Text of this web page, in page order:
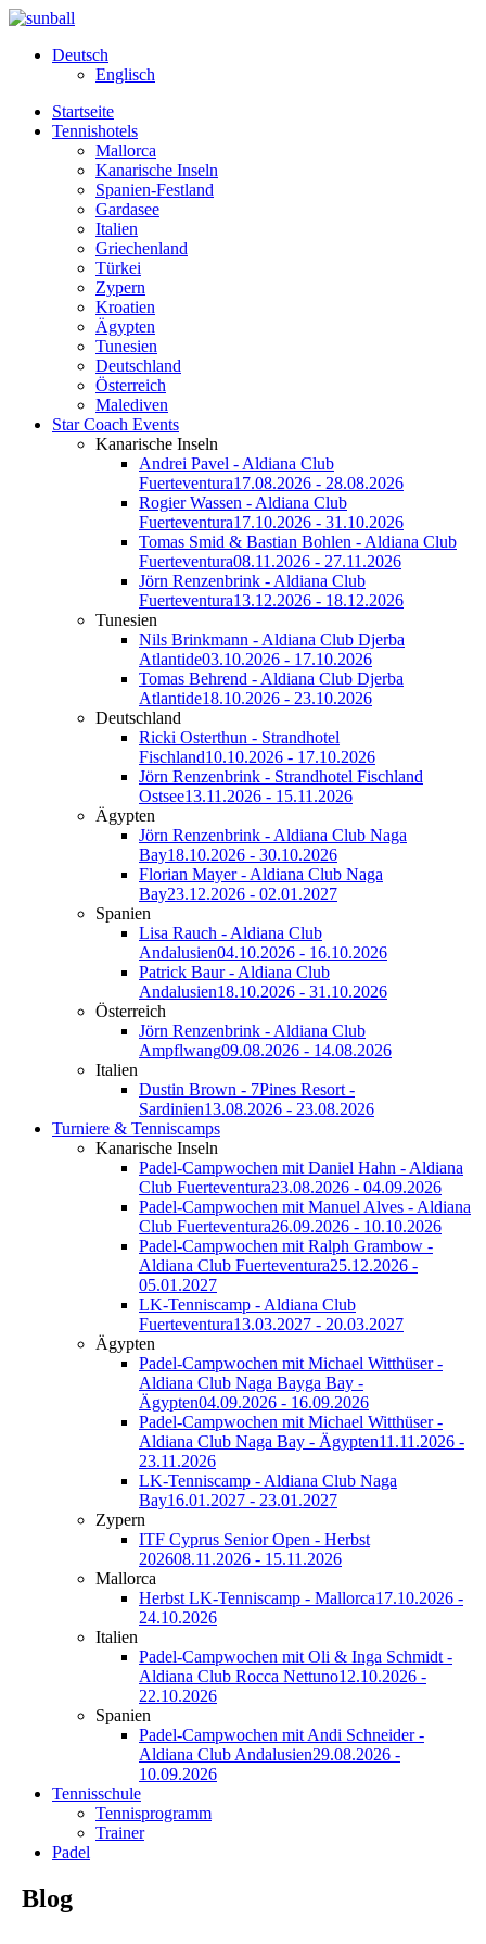
Deutsch
Englisch
Startseite
Tennishotels
Mallorca
Kanarische Inseln
Spanien-Festland
Gardasee
Italien
Griechenland
Türkei
Zypern
Kroatien
Ägypten
Tunesien
Deutschland
Österreich
Malediven
Star Coach Events
Kanarische Inseln
Andrei Pavel - Aldiana Club
Fuerteventura17.08.2026 - 28.08.2026
Rogier Wassen - Aldiana Club
Fuerteventura17.10.2026 - 31.10.2026
Tomas Smid & Bastian Bohlen - Aldiana Club
Fuerteventura08.11.2026 - 27.11.2026
Jörn Renzenbrink - Aldiana Club
Fuerteventura13.12.2026 - 18.12.2026
Tunesien
Nils Brinkmann - Aldiana Club Djerba
Atlantide03.10.2026 - 17.10.2026
Tomas Behrend - Aldiana Club Djerba
Atlantide18.10.2026 - 23.10.2026
Deutschland
Ricki Osterthun - Strandhotel
Fischland10.10.2026 - 17.10.2026
Jörn Renzenbrink - Strandhotel Fischland
Ostsee13.11.2026 - 15.11.2026
Ägypten
Jörn Renzenbrink - Aldiana Club Naga
Bay18.10.2026 - 30.10.2026
Florian Mayer - Aldiana Club Naga
Bay23.12.2026 - 02.01.2027
Spanien
Lisa Rauch - Aldiana Club
Andalusien04.10.2026 - 16.10.2026
Patrick Baur - Aldiana Club
Andalusien18.10.2026 - 31.10.2026
Österreich
Jörn Renzenbrink - Aldiana Club
Ampflwang09.08.2026 - 14.08.2026
Italien
Dustin Brown - 7Pines Resort -
Sardinien13.08.2026 - 23.08.2026
Turniere & Tenniscamps
Kanarische Inseln
Padel-Campwochen mit Daniel Hahn - Aldiana
Club Fuerteventura23.08.2026 - 04.09.2026
Padel-Campwochen mit Manuel Alves - Aldiana
Club Fuerteventura26.09.2026 - 10.10.2026
Padel-Campwochen mit Ralph Grambow -
Aldiana Club Fuerteventura25.12.2026 -
05.01.2027
LK-Tenniscamp - Aldiana Club
Fuerteventura13.03.2027 - 20.03.2027
Ägypten
Padel-Campwochen mit Michael Witthüser -
Aldiana Club Naga Bayga Bay -
Ägypten04.09.2026 - 16.09.2026
Padel-Campwochen mit Michael Witthüser -
Aldiana Club Naga Bay - Ägypten11.11.2026 -
23.11.2026
LK-Tenniscamp - Aldiana Club Naga
Bay16.01.2027 - 23.01.2027
Zypern
ITF Cyprus Senior Open - Herbst
202608.11.2026 - 15.11.2026
Mallorca
Herbst LK-Tenniscamp - Mallorca17.10.2026 -
24.10.2026
Italien
Padel-Campwochen mit Oli & Inga Schmidt -
Aldiana Club Rocca Nettuno12.10.2026 -
22.10.2026
Spanien
Padel-Campwochen mit Andi Schneider -
Aldiana Club Andalusien29.08.2026 -
10.09.2026
Tennisschule
Tennisprogramm
Trainer
Padel
Blog